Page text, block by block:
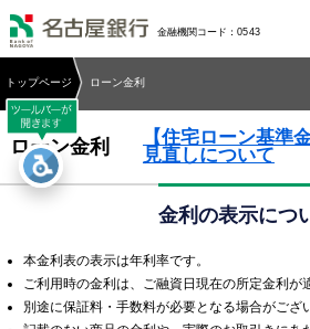
名古屋銀行
金融機関コード：0543
トップページ ローン金利
ローン金利
【住宅ローン基準
見直しについて
金利の表示につ
本金利表の表示は年利率です。
ご利用時の金利は、ご融資日現在の所定金利が
別途に保証料・手数料が必要となる場合がござ